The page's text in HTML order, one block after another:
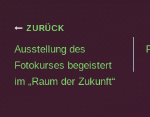
Beitragsnavigation
ZURÜCK
Ausstellung des
Fotokurses begeistert
im „Raum der Zukunft“